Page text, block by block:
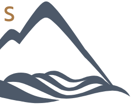
& Technik